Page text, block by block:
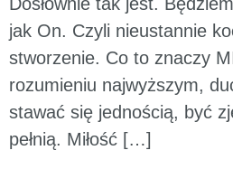
jak On. Czyli nieustannie
stworzenie. Co to znaczy
rozumieniu najwyższym,
stawać się jednością, być
pełnią. Miłość […]